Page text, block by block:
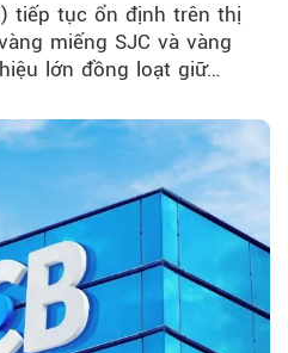
tiếp tục ổn định trên thị
miếng SJC và vàng
lớn đồng loạt giữ